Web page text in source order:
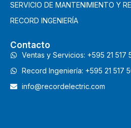
SERVICIO DE MANTENIMIENTO Y
RECORD INGENIERÍA
Contacto
Ventas y Servicios: +595 21 517
Record Ingeniería: +595 21 517
info@recordelectric.com